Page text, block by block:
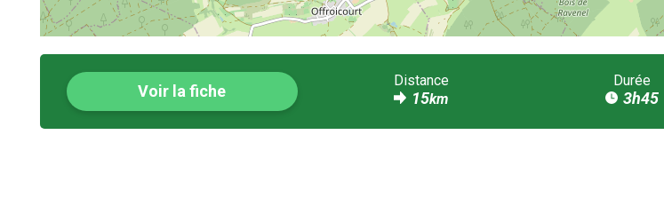
Voir la fiche
Distance
15km
Durée
3h45